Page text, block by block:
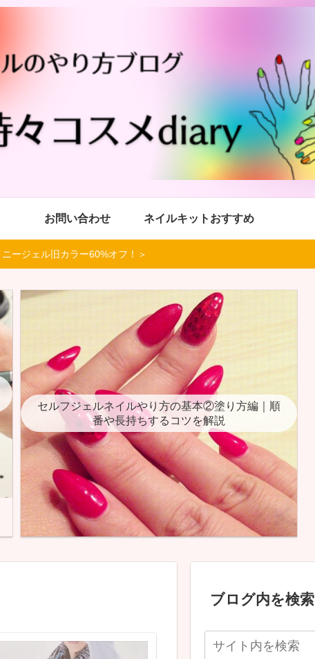
お問い合わせ ネイルキットおすすめ
ージェル旧カラー60%オフ！＞
セルフジェルネイルやり方の基本②塗り方編｜順
番や長持ちするコツを解説
ブログ内を検索